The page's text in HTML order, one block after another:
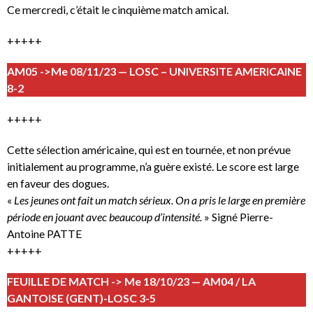
Ce mercredi, c’était le cinquième match amical.
+++++
AM05 ->Me 08/11/23 — LOSC – UNIVERSITE AMERICAINE
8-2
+++++
Cette sélection américaine, qui est en tournée, et non prévue
initialement au programme, n’a guère existé. Le score est large
en faveur des dogues.
« Les jeunes ont fait un match sérieux. On a pris le large en première
période en jouant avec beaucoup d’intensité. » Signé Pierre-
Antoine PATTE
+++++
FEUILLE DE MATCH -> Me 18/10/23 — AM04 / LA
GANTOISE (GENT)-LOSC 3-5